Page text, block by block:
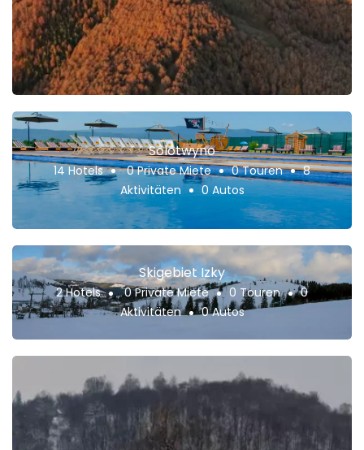
Solotwyno
14 Hotels 0 Private Miete 0 Touren
8
Aktivitäten
0 Autos
Skigebiet Izky
2 Hotels 0 Private Miete 0 Touren
0
Aktivitäten
0 Autos